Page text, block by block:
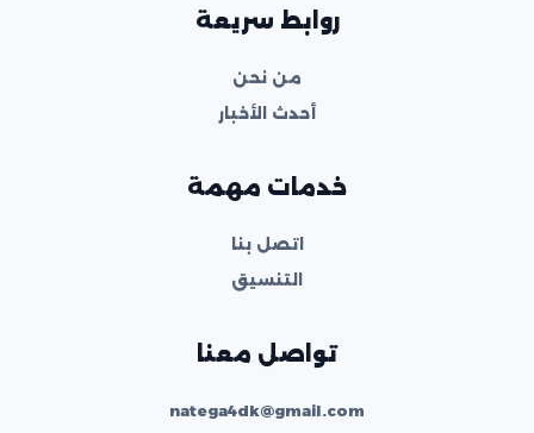
روابط سريعة
من نحن
أحدث الأخبار
خدمات مهمة
اتصل بنا
التنسيق
تواصل معنا
natega4dk@gmail.com